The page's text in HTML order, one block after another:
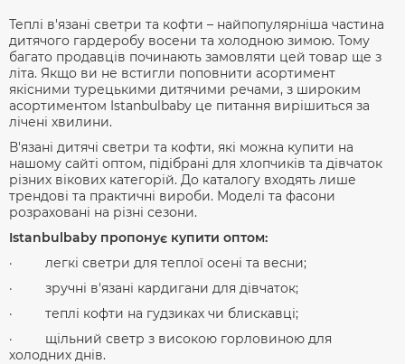
Теплі в'язані светри та кофти – найпопулярніша частина
дитячого гардеробу восени та холодною зимою. Тому
багато продавців починають замовляти цей товар ще з
літа. Якщо ви не встигли поповнити асортимент
якісними турецькими дитячими речами, з широким
асортиментом Istanbulbaby це питання вирішиться за
лічені хвилини.
В'язані дитячі светри та кофти, які можна купити на
нашому сайті оптом, підібрані для хлопчиків та дівчаток
різних вікових категорій. До каталогу входять лише
трендові та практичні вироби. Моделі та фасони
розраховані на різні сезони.
Istanbulbaby пропонує купити оптом:
· легкі светри для теплої осені та весни;
· зручні в'язані кардигани для дівчаток;
· теплі кофти на гудзиках чи блискавці;
· щільний светр з високою горловиною для
холодних днів.